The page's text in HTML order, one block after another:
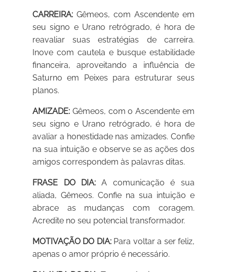
CARREIRA: Gêmeos, com Ascendente em
seu signo e Urano retrógrado, é hora de
reavaliar suas estratégias de carreira.
Inove com cautela e busque estabilidade
financeira, aproveitando a influência de
Saturno em Peixes para estruturar seus
planos.
AMIZADE: Gêmeos, com o Ascendente em
seu signo e Urano retrógrado, é hora de
avaliar a honestidade nas amizades. Confie
na sua intuição e observe se as ações dos
amigos correspondem às palavras ditas.
FRASE DO DIA: A comunicação é sua
aliada, Gêmeos. Confie na sua intuição e
abrace as mudanças com coragem.
Acredite no seu potencial transformador.
MOTIVAÇÃO DO DIA:Para voltar a ser feliz,
apenas o amor próprio é necessário.